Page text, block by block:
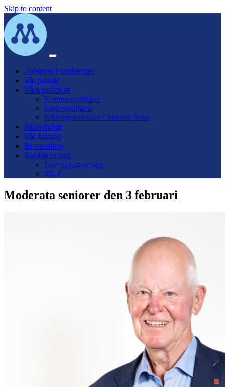
Skip to content
Main
Navigation
Johanna Hornberger
Vår politik
Våra politiker
Kommunpolitiker
Regionpolitiker
Riksdagskandidat Christian Hoas
Aktiviteter
Vår tidning
Bli medlem
Kontakta oss
Föreningsstyrelsen
MUF
Moderata seniorer den 3 februari